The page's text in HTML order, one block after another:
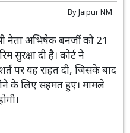
ByJaipur NM
ने टीएमसी नेता
21 दिनों तक दंडात्मक
सुरक्षा दी है। कोर्ट ने सीआईडी
दी, जिसके बाद वे भवानी
हुए। मामले की अगली